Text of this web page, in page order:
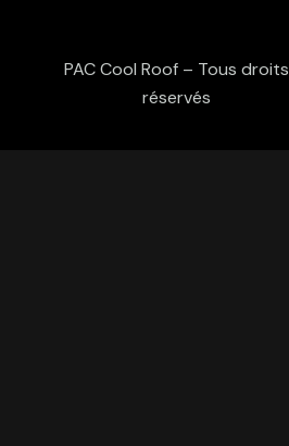
PAC Cool Roof – Tous droits
réservés